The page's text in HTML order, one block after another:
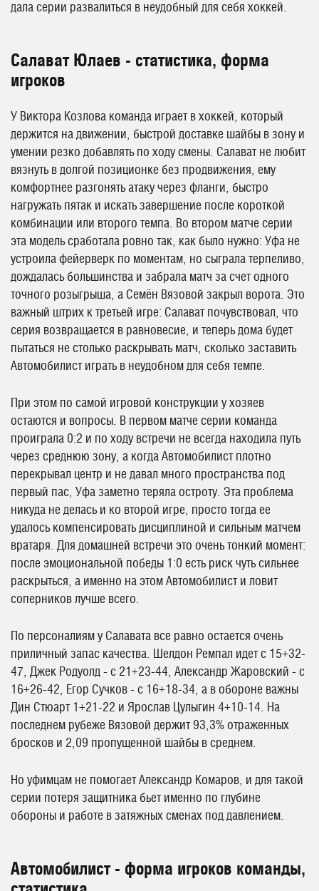
дала серии развалиться в неудобный для себя хоккей.
Салават Юлаев - статистика, форма
игроков
У Виктора Козлова команда играет в хоккей, который
держится на движении, быстрой доставке шайбы в зону и
умении резко добавлять по ходу смены. Салават не любит
вязнуть в долгой позиционке без продвижения, ему
комфортнее разгонять атаку через фланги, быстро
нагружать пятак и искать завершение после короткой
комбинации или второго темпа. Во втором матче серии
эта модель сработала ровно так, как было нужно: Уфа не
устроила фейерверк по моментам, но сыграла терпеливо,
дождалась большинства и забрала матч за счет одного
точного розыгрыша, а Семён Вязовой закрыл ворота. Это
важный штрих к третьей игре: Салават почувствовал, что
серия возвращается в равновесие, и теперь дома будет
пытаться не столько раскрывать матч, сколько заставить
Автомобилист играть в неудобном для себя темпе.
При этом по самой игровой конструкции у хозяев
остаются и вопросы. В первом матче серии команда
проиграла 0:2 и по ходу встречи не всегда находила путь
через среднюю зону, а когда Автомобилист плотно
перекрывал центр и не давал много пространства под
первый пас, Уфа заметно теряла остроту. Эта проблема
никуда не делась и ко второй игре, просто тогда ее
удалось компенсировать дисциплиной и сильным матчем
вратаря. Для домашней встречи это очень тонкий момент:
после эмоциональной победы 1:0 есть риск чуть сильнее
раскрыться, а именно на этом Автомобилист и ловит
соперников лучше всего.
По персоналиям у Салавата все равно остается очень
приличный запас качества. Шелдон Ремпал идет с 15+32-
47, Джек Родуолд - с 21+23-44, Александр Жаровский - с
16+26-42, Егор Сучков - с 16+18-34, а в обороне важны
Дин Стюарт 1+21-22 и Ярослав Цулыгин 4+10-14. На
последнем рубеже Вязовой держит 93,3% отраженных
бросков и 2,09 пропущенной шайбы в среднем.
Но уфимцам не помогает Александр Комаров, и для такой
серии потеря защитника бьет именно по глубине
обороны и работе в затяжных сменах под давлением.
Автомобилист - форма игроков команды,